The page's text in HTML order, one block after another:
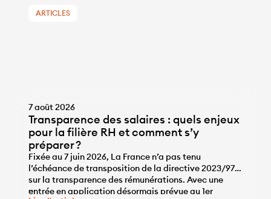
ARTICLES
7 août 2026
Transparence des salaires : quels enjeux
pour la filière RH et comment s’y
préparer ?
Fixée au 7 juin 2026, La France n’a pas tenu
l’échéance de transposition de la directive 2023/970
sur la transparence des rémunérations. Avec une
entrée en application désormais prévue au 1er
...